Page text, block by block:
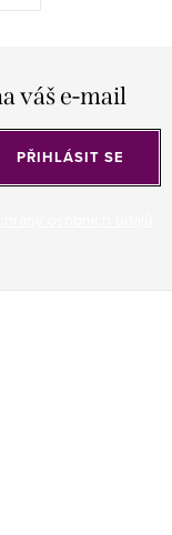
váš e-mail
PŘIHLÁSIT SE